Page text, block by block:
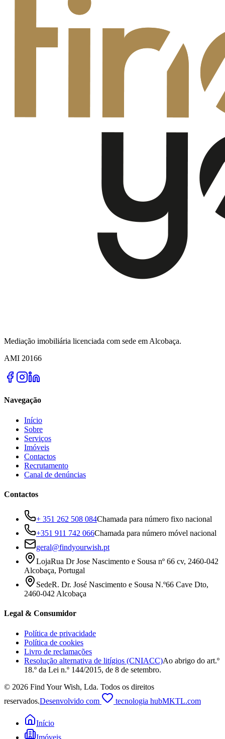
Mediação imobiliária licenciada com sede em Alcobaça.
AMI 20166
Navegação
Início
Sobre
Serviços
Imóveis
Contactos
Recrutamento
Canal de denúncias
Contactos
+ 351 262 508 084Chamada para número fixo nacional
+351 911 742 066Chamada para número móvel nacional
geral@findyourwish.pt
LojaRua Dr Jose Nascimento e Sousa nº 66 cv, 2460-042
Alcobaça, Portugal
SedeR. Dr. José Nascimento e Sousa N.º66 Cave Dto,
2460-042 Alcobaça
Legal & Consumidor
Política de privacidade
Política de cookies
Livro de reclamações
Resolução alternativa de litígios (CNIACC)Ao abrigo do art.º
18.º da Lei n.º 144/2015, de 8 de setembro.
© 2026 Find Your Wish, Lda. Todos os direitos
reservados.Desenvolvido com tecnologia hubMKTL.com
Início
Imóveis